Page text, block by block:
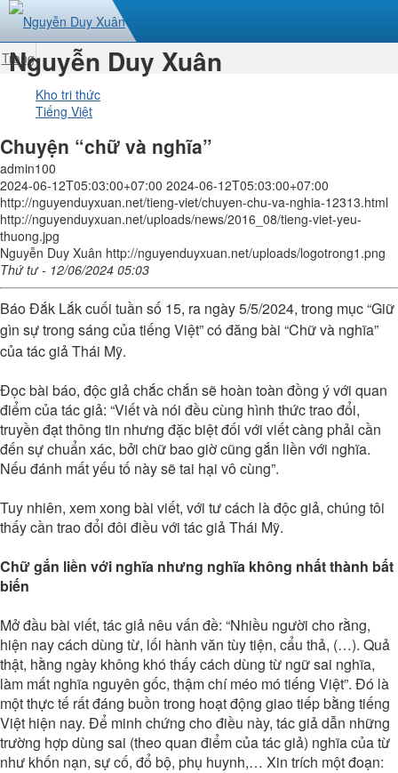
Nguyễn Duy Xuân
Trang
Kho tri thức
Tiếng Việt
Chuyện “chữ và nghĩa”
admin100
2024-06-12T05:03:00+07:00 2024-06-12T05:03:00+07:00
http://nguyenduyxuan.net/tieng-viet/chuyen-chu-va-nghia-12313.html
http://nguyenduyxuan.net/uploads/news/2016_08/tieng-viet-yeu-
thuong.jpg
Nguyễn Duy Xuân http://nguyenduyxuan.net/uploads/logotrong1.png
Thứ tư - 12/06/2024 05:03
Báo Đắk Lắk cuối tuần số 15, ra ngày 5/5/2024, trong mục “Giữ
gìn sự trong sáng của tiếng Việt” có đăng bài “Chữ và nghĩa”
của tác giả Thái Mỹ.
Đọc bài báo, độc giả chắc chắn sẽ hoàn toàn đồng ý với quan
điểm của tác giả: “Viết và nói đều cùng hình thức trao đổi,
truyền đạt thông tin nhưng đặc biệt đối với viết càng phải cần
đến sự chuẩn xác, bởi chữ bao giờ cũng gắn liền với nghĩa.
Nếu đánh mất yếu tố này sẽ tai hại vô cùng”.
Tuy nhiên, xem xong bài viết, với tư cách là độc giả, chúng tôi
thấy cần trao đổi đôi điều với tác giả Thái Mỹ.
Chữ gắn liền với nghĩa nhưng nghĩa không nhất thành bất
biến
Mở đầu bài viết, tác giả nêu vấn đề: “Nhiều người cho rằng,
hiện nay cách dùng từ, lối hành văn tùy tiện, cẩu thả, (…). Quả
thật, hằng ngày không khó thấy cách dùng từ ngữ sai nghĩa,
làm mất nghĩa nguyên gốc, thậm chí méo mó tiếng Việt”. Đó là
một thực tế rất đáng buồn trong hoạt động giao tiếp bằng tiếng
Việt hiện nay. Để minh chứng cho điều này, tác giả dẫn những
trường hợp dùng sai (theo quan điểm của tác giả) nghĩa của từ
như khốn nạn, sự cố, đổ bộ, phụ huynh,… Xin trích một đoạn: